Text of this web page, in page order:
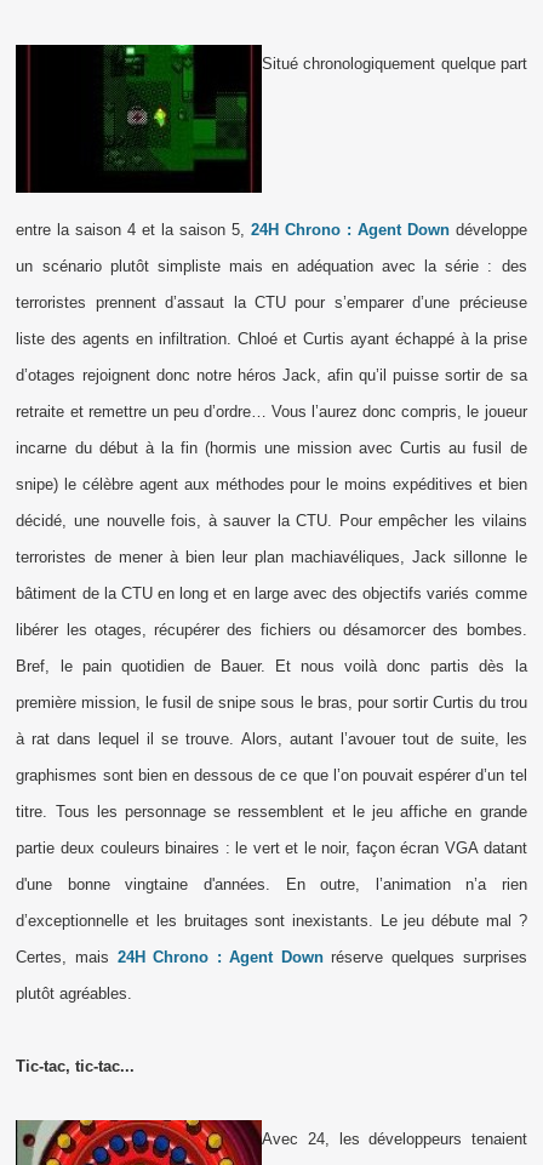
Situé chronologiquement quelque part
entre la saison 4 et la saison 5, 24H Chrono : Agent Downdéveloppe
un scénario plutôt simpliste mais en adéquation avec la série : des
terroristes prennent d’assaut la CTU pour s’emparer d’une précieuse
liste des agents en infiltration. Chloé et Curtis ayant échappé à la prise
d’otages rejoignent donc notre héros Jack, afin qu’il puisse sortir de sa
retraite et remettre un peu d’ordre… Vous l’aurez donc compris, le joueur
incarne du début à la fin (hormis une mission avec Curtis au fusil de
snipe) le célèbre agent aux méthodes pour le moins expéditives et bien
décidé, une nouvelle fois, à sauver la CTU. Pour empêcher les vilains
terroristes de mener à bien leur plan machiavéliques, Jack sillonne le
bâtiment de la CTU en long et en large avec des objectifs variés comme
libérer les otages, récupérer des fichiers ou désamorcer des bombes.
Bref, le pain quotidien de Bauer. Et nous voilà donc partis dès la
première mission, le fusil de snipe sous le bras, pour sortir Curtis du trou
à rat dans lequel il se trouve. Alors, autant l’avouer tout de suite, les
graphismes sont bien en dessous de ce que l’on pouvait espérer d’un tel
titre. Tous les personnage se ressemblent et le jeu affiche en grande
partie deux couleurs binaires : le vert et le noir, façon écran VGA datant
d'une bonne vingtaine d'années. En outre, l’animation n’a rien
d’exceptionnelle et les bruitages sont inexistants.
Le jeu débute mal ?
Certes, mais 24H Chrono : Agent Downréserve quelques surprises
plutôt agréables.
Tic-tac, tic-tac...
Avec 24, les développeurs tenaient